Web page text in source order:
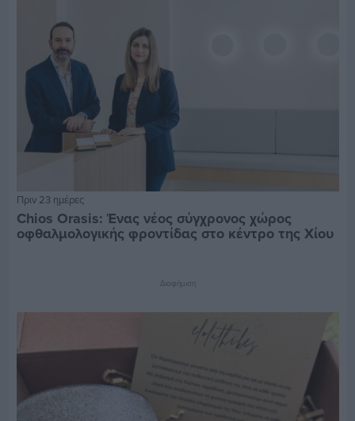
Πριν 23 ημέρες
Chios Orasis: Ένας νέος σύγχρονος χώρος
οφθαλμολογικής φροντίδας στο κέντρο της Χίου
Διαφήμιση